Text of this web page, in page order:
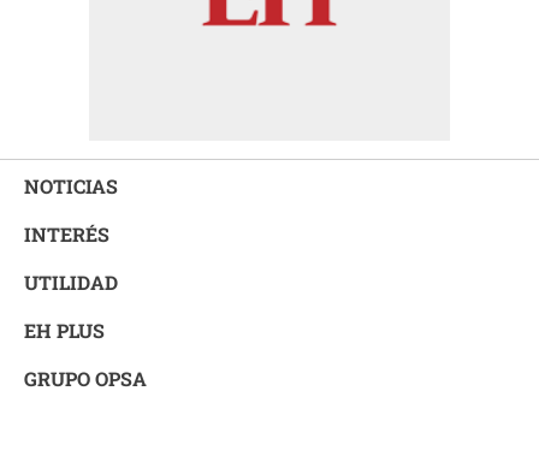
NOTICIAS
INTERÉS
UTILIDAD
EH PLUS
GRUPO OPSA